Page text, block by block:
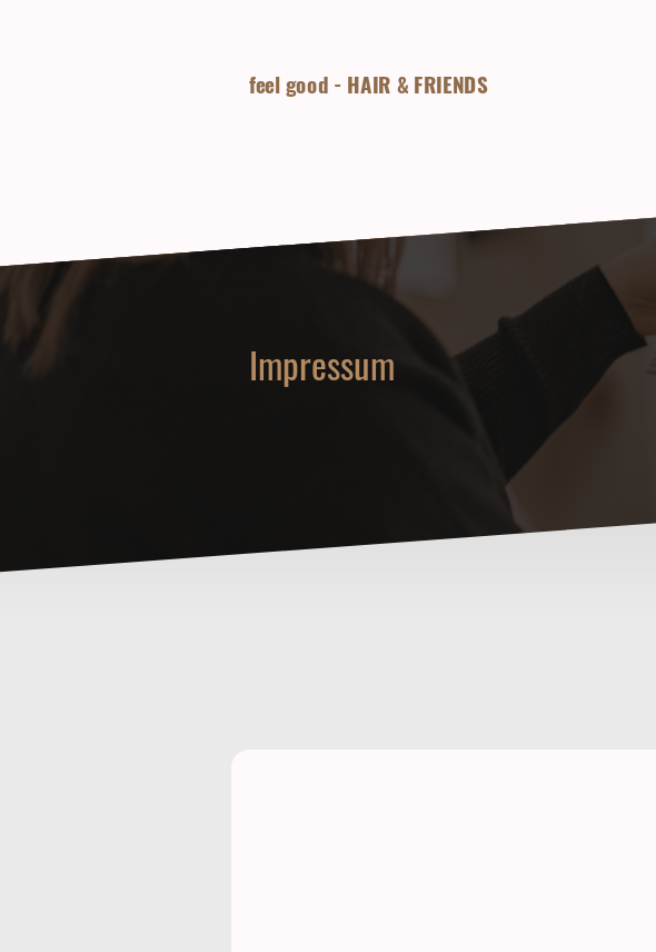
feel good - HAIR & FRIENDS
Impressum